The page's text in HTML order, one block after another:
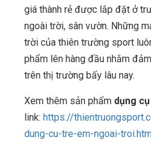
giá thành rẻ được lắp đặt ở
ngoài trời, sân vườn. Những
trời của thiên trường sport
phẩm lên hàng đầu nhằm
trên thị trường bấy lâu nay.
Xem thêm sản phẩm dụng
link: https://
dung-cu-tre-em-ngoai-